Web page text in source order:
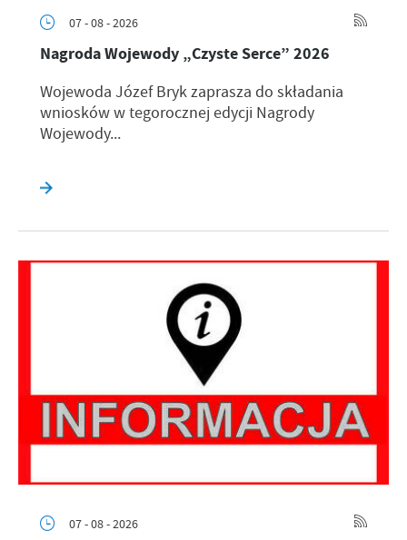
07 - 08 - 2026
Nagroda Wojewody „Czyste Serce” 2026
Wojewoda Józef Bryk zaprasza do składania
wniosków w tegorocznej edycji Nagrody
Wojewody...
07 - 08 - 2026